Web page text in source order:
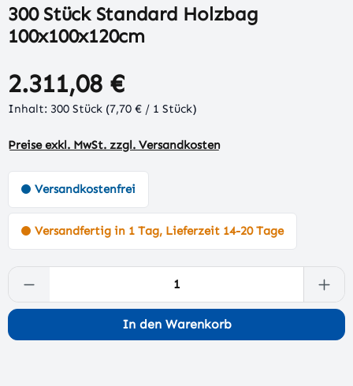
300 Stück Standard Holzbag
100x100x120cm
2.311,08 €
Inhalt: 300 Stück (7,70 € / 1 Stück)
Preise exkl. MwSt. zzgl. Versandkosten
Versandkostenfrei
Versandfertig in 1 Tag, Lieferzeit 14-20 Tage
Produkt Anzahl: Gib den gewünschten
In den Warenkorb